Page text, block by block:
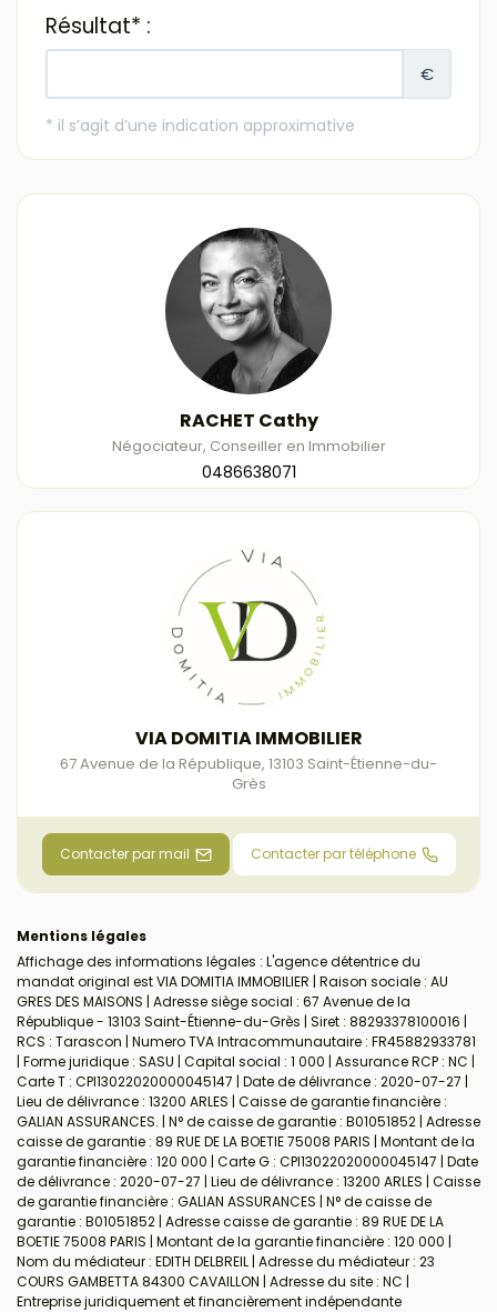
RACHET Cathy
Négociateur, Conseiller en Immobilier
0486638071
VIA DOMITIA IMMOBILIER
67 Avenue de la République, 13103 Saint-Étienne-du-
Grès
Contacter par mail Contacter par téléphone
Mentions légales
Affichage des informations légales : L'agence détentrice du
mandat original est VIA DOMITIA IMMOBILIER | Raison sociale : AU
GRES DES MAISONS | Adresse siège social : 67 Avenue de la
République - 13103 Saint-Étienne-du-Grès | Siret : 88293378100016 |
RCS : Tarascon | Numero TVA Intracommunautaire : FR45882933781
| Forme juridique : SASU | Capital social : 1 000 | Assurance RCP : NC |
Carte T : CPI13022020000045147 | Date de délivrance : 2020-07-27 |
Lieu de délivrance : 13200 ARLES | Caisse de garantie financière :
GALIAN ASSURANCES. | N° de caisse de garantie : B01051852 | Adresse
caisse de garantie : 89 RUE DE LA BOETIE 75008 PARIS | Montant de la
garantie financière : 120 000 | Carte G : CPI13022020000045147 | Date
de délivrance : 2020-07-27 | Lieu de délivrance : 13200 ARLES | Caisse
de garantie financière : GALIAN ASSURANCES | N° de caisse de
garantie : B01051852 | Adresse caisse de garantie : 89 RUE DE LA
BOETIE 75008 PARIS | Montant de la garantie financière : 120 000 |
Nom du médiateur : EDITH DELBREIL | Adresse du médiateur : 23
COURS GAMBETTA 84300 CAVAILLON | Adresse du site : NC |
Entreprise juridiquement et financièrement indépendante